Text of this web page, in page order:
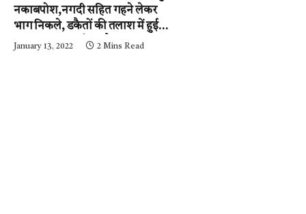
नकाबपोश,नगदी सहित गहने लेकर
भाग निकले, डकैतों की तलाश में हुई
नाकाबंदी…..आईजी और
January 13, 2022 2 Mins Read